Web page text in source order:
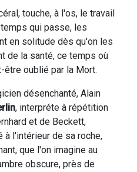
touche, à l'os, le travail
qui passe, les
en solitude dès qu'on les
de la santé, ce temps où
oublié par la Mort.
désenchanté, Alain
, interpréte à répétition
et de Beckett,
à l'intérieur de sa roche,
que l'on imagine au
obscure, près de